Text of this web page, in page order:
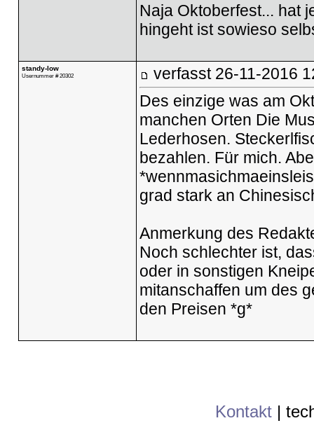
Naja Oktoberfest... hat
hingeht ist sowieso
standy-low
Usernummer # 20302 verfasst 26-11-2016
Des einzige was am
manchen Orten Die
Lederhosen.
bezahlen. Für mich.
grad stark an
Anmerkung des
Noch schlechter ist,
oder in sonstigen
mitanschaffen um des
den Preisen *g*
Kontakt |